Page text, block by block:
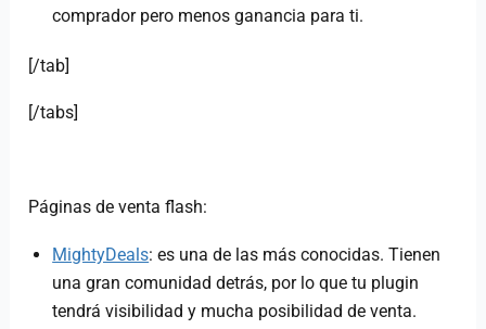
comprador pero menos ganancia para ti.
[/tab]
[/tabs]
Páginas de venta flash:
MightyDeals: es una de las más conocidas. Tienen
una gran comunidad detrás, por lo que tu plugin
tendrá visibilidad y mucha posibilidad de venta.